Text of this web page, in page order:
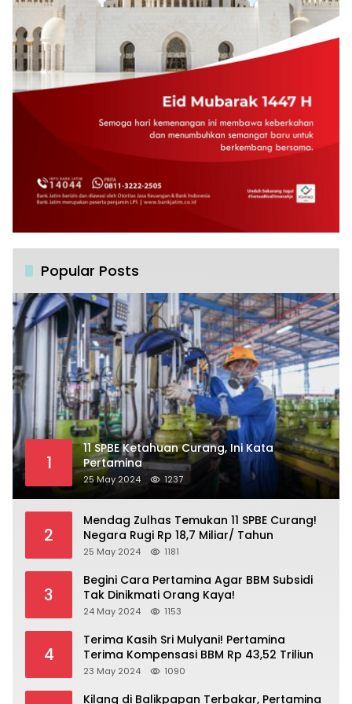
Popular Posts
1
11 SPBE Ketahuan Curang, Ini Kata
Pertamina
25 May 2024 1237
2
Mendag Zulhas Temukan 11 SPBE Curang!
Negara Rugi Rp 18,7 Miliar/ Tahun
25 May 2024 1181
3
Begini Cara Pertamina Agar BBM Subsidi
Tak Dinikmati Orang Kaya!
24 May 2024 1153
4
Terima Kasih Sri Mulyani! Pertamina
Terima Kompensasi BBM Rp 43,52 Triliun
23 May 2024 1090
Kilang di Balikpapan Terbakar, Pertamina